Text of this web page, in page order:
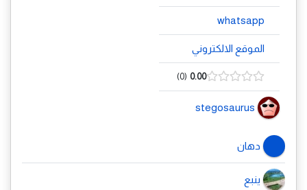
whatsapp
الموقع الالكتروني
0.00
0
stegosaurus
دهان
ينبع